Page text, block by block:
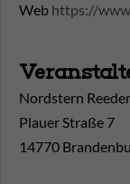
Web https://
Nordstern
Plauer Straße 7
14770